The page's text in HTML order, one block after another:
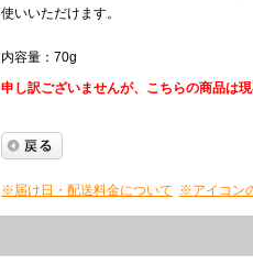
使いいただけます。
内容量：70g
申し訳ございませんが、こちらの商品は
※届け日・配送料金について ※アイコン